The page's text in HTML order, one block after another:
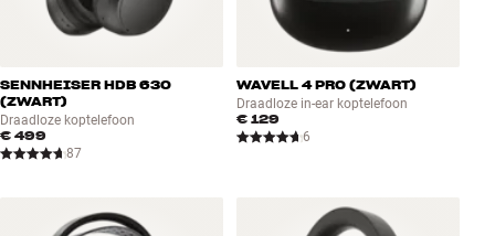
SENNHEISER HDB 630
(ZWART)
Draadloze koptelefoon
€ 499
87
WAVELL 4 PRO (ZWART)
Draadloze in-ear koptelefoon
€ 129
6